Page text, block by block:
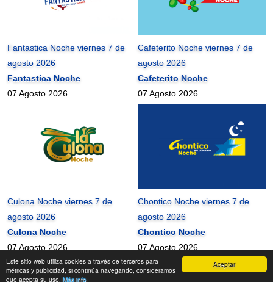
Aceptar
Este sitio web utiliza cookies a través de terceros para
métricas y publicidad, si continúa navegando, consideramos
que acepta su uso. Más info
Fantastica Noche viernes 7 de
agosto 2026
Fantastica Noche
07 Agosto 2026
Cafeterito Noche viernes 7 de
agosto 2026
Cafeterito Noche
07 Agosto 2026
Culona Noche viernes 7 de
agosto 2026
Culona Noche
07 Agosto 2026
Chontico Noche viernes 7 de
agosto 2026
Chontico Noche
07 Agosto 2026
mundonets2010-2026 ©